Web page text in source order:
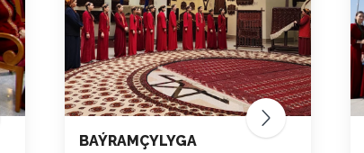
BAÝRAMÇYLYGA